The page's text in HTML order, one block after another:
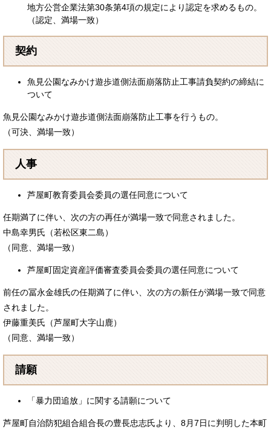
地方公営企業法第30条第4項の規定により認定を求めるもの。
（認定、満場一致）
契約
魚見公園なみかけ遊歩道側法面崩落防止工事請負契約の締結に
ついて
魚見公園なみかけ遊歩道側法面崩落防止工事を行うもの。
（可決、満場一致）
人事
芦屋町教育委員会委員の選任同意について
任期満了に伴い、次の方の再任が満場一致で同意されました。
中島幸男氏（若松区東二島）
（同意、満場一致）
芦屋町固定資産評価審査委員会委員の選任同意について
前任の冨永金雄氏の任期満了に伴い、次の方の新任が満場一致で同意
されました。
伊藤重美氏（芦屋町大字山鹿）
（同意、満場一致）
請願
「暴力団追放」に関する請願について
芦屋町自治防犯組合組合長の豊長忠志氏より、8月7日に判明した本町